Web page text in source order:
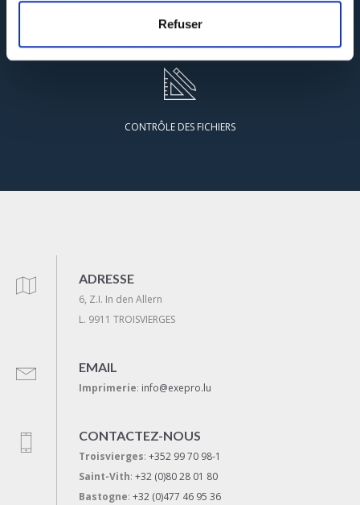
Refuser
CONTRÔLE DES FICHIERS
ADRESSE
6, Z.I. In den Allern
L. 9911 TROISVIERGES
EMAIL
Imprimerie: info@exepro.lu
CONTACTEZ-NOUS
Troisvierges: +352 99 70 98-1
Saint-Vith: +32 (0)80 28 01 80
Bastogne: +32 (0)477 46 95 36